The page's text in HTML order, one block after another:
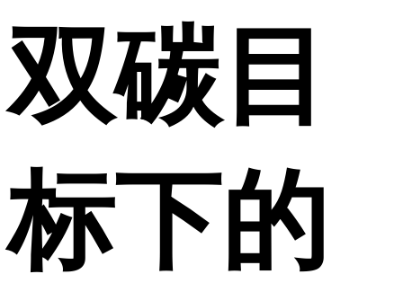
双碳目
标下的